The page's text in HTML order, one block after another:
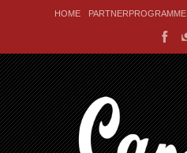
HOME PARTNERPROGRAMME